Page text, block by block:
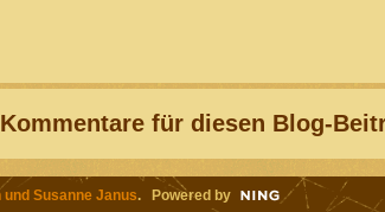
für diesen Blog-
und Susanne Janus. Powered by